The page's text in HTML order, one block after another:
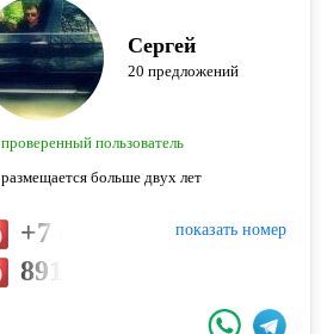
Сергей
20 предложений
проверенный пользователь
размещается больше двух лет
показать номер
+7 (912) 698-84-07
89126988407